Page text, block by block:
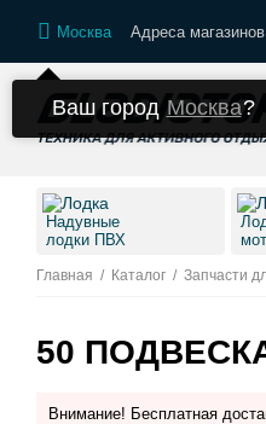
Москва Адреса магазинов
Ваш городМосква?
Надувные
лодки ПВХ
Главная / Каталог / Запчасти
50
Внимание! Бесплатная